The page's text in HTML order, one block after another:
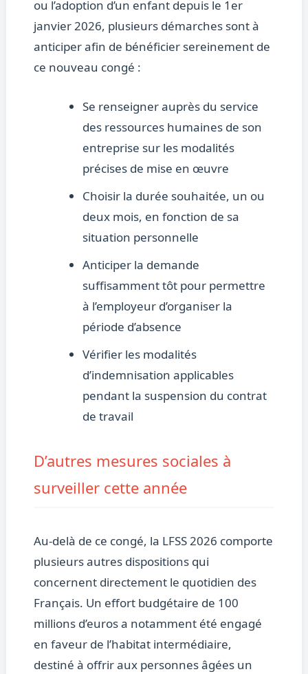
ou l’adoption d’un enfant depuis le 1er
janvier 2026, plusieurs démarches sont à
anticiper afin de bénéficier sereinement de
ce nouveau congé :
Se renseigner auprès du service
des ressources humaines de son
entreprise sur les modalités
précises de mise en œuvre
Choisir la durée souhaitée, un ou
deux mois, en fonction de sa
situation personnelle
Anticiper la demande
suffisamment tôt pour permettre
à l’employeur d’organiser la
période d’absence
Vérifier les modalités
d’indemnisation applicables
pendant la suspension du contrat
de travail
D’autres mesures sociales à
surveiller cette année
Au-delà de ce congé, la LFSS 2026 comporte
plusieurs autres dispositions qui
concernent directement le quotidien des
Français. Un effort budgétaire de 100
millions d’euros a notamment été engagé
en faveur de l’habitat intermédiaire,
destiné à offrir aux personnes âgées un